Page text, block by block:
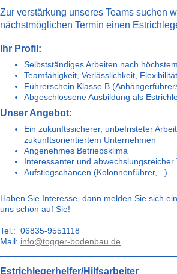
Zur verstärkung unseres Teams suchen
nächstmöglichen Termin einen
Ihr Profil:
Selbstständiges Arbeiten nach
Teamfähigkeit, Verlässlichkeit,
Führerschein Klasse B
Abgeschlossene Ausbildung als
Unser Angebot:
Ein zukunftssicherer, unbefristeter
zukunftsorientiertem Unternehmen
Angenehmes Betriebsklima
Interessanter und abwechslungsreicher
Aufstiegschancen (Kolonnenführer,...)
Haben Sie Interesse, dann melden Sie sich
uns schon auf Sie!
Tel.: 06835-9551118
Mail: info@togger-bodenbau.de
Estrichlegerhelfer/Hilfsarbeiter